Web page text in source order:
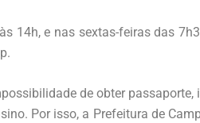
14h, e nas sextas-feiras das
de obter
Por isso, a Prefeitura de